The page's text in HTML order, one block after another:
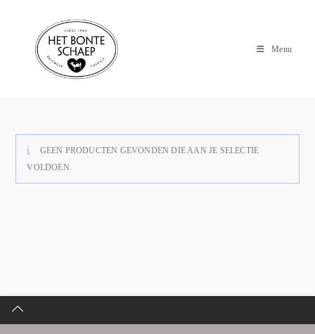
Menu
GEEN PRODUCTEN GEVONDEN DIE AAN JE SELECTIE
VOLDOEN.